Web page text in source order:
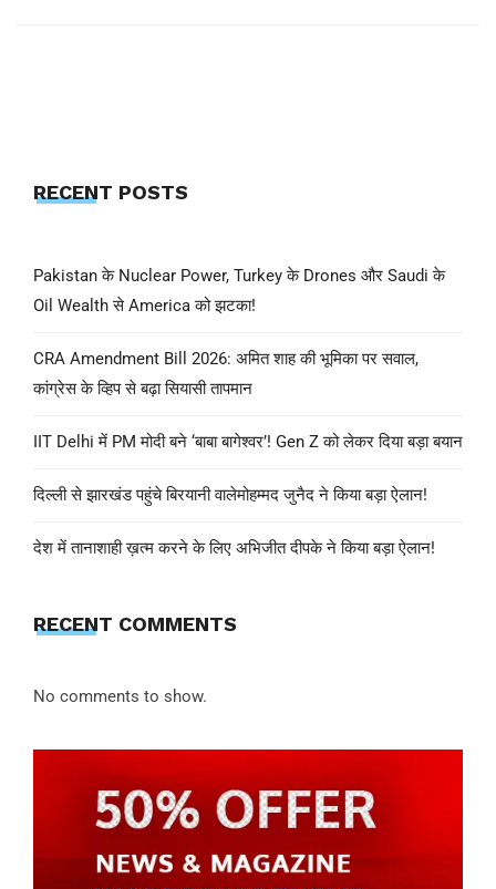
RECENT POSTS
Pakistan के Nuclear Power, Turkey के Drones और Saudi के
Oil Wealth से America को झटका!
CRA Amendment Bill 2026: अमित शाह की भूमिका पर सवाल,
कांग्रेस के व्हिप से बढ़ा सियासी तापमान
IIT Delhi में PM मोदी बने ‘बाबा बागेश्वर’! Gen Z को लेकर दिया बड़ा बयान
दिल्ली से झारखंड पहुंचे बिरयानी वालेमोहम्मद जुनैद ने किया बड़ा ऐलान!
देश में तानाशाही ख़त्म करने के लिए अभिजीत दीपके ने किया बड़ा ऐलान!
RECENT COMMENTS
No comments to show.